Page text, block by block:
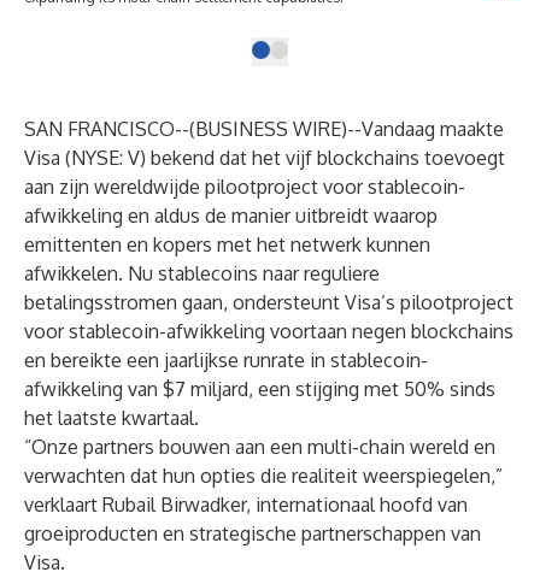
SAN FRANCISCO--(BUSINESS WIRE)--Vandaag maakte
Visa (NYSE: V) bekend dat het vijf blockchains toevoegt
aan zijn wereldwijde pilootproject voor stablecoin-
afwikkeling en aldus de manier uitbreidt waarop
emittenten en kopers met het netwerk kunnen
afwikkelen. Nu stablecoins naar reguliere
betalingsstromen gaan, ondersteunt Visa’s pilootproject
voor stablecoin-afwikkeling voortaan negen blockchains
en bereikte een jaarlijkse runrate in stablecoin-
afwikkeling van $7 miljard, een stijging met 50% sinds
het laatste kwartaal.
“Onze partners bouwen aan een multi-chain wereld en
verwachten dat hun opties die realiteit weerspiegelen,”
verklaart Rubail Birwadker, internationaal hoofd van
groeiproducten en strategische partnerschappen van
Visa.